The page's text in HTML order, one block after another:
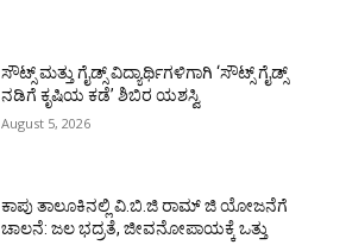
ಸೌಟ್ಸ್ ಮತ್ತು ಗೈಡ್ಸ್ ವಿದ್ಯಾರ್ಥಿಗಳಿಗಾಗಿ ‘ಸೌಟ್ಸ್ ಗೈಡ್ಸ್
ನಡಿಗೆ ಕೃಷಿಯ ಕಡೆ’ ಶಿಬಿರ ಯಶಸ್ವಿ
August 5, 2026
ಕಾಪು ತಾಲೂಕಿನಲ್ಲಿ ವಿ.ಬಿ.ಜಿ ರಾಮ್ ಜಿ ಯೋಜನೆಗೆ
ಚಾಲನೆ: ಜಲ ಭದ್ರತೆ, ಜೀವನೋಪಾಯಕ್ಕೆ ಒತ್ತು